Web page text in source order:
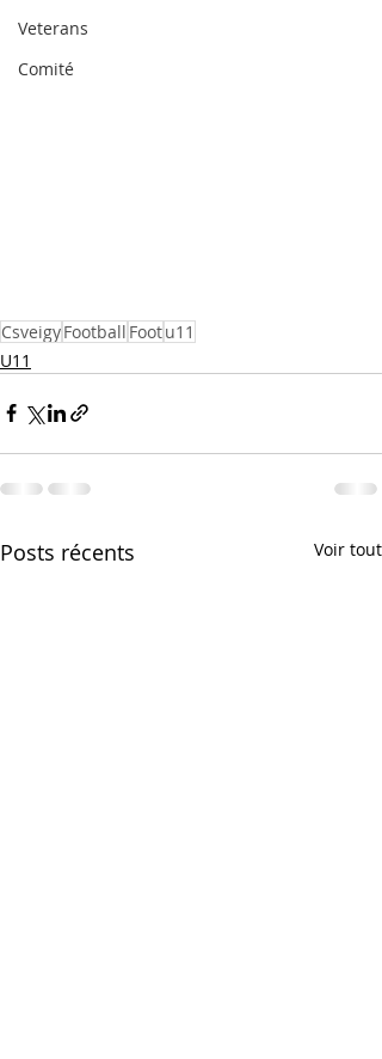
Veterans
Comité
CsveigyFootball Footu11
U11
Posts récents Voir tout